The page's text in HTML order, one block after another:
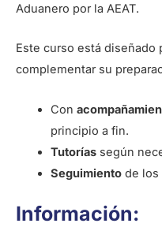
Aduanero por la AEAT.
Este curso está diseñado
complementar su
Con
principio a fin.
Tutoríassegún
Seguimientode los
Información: